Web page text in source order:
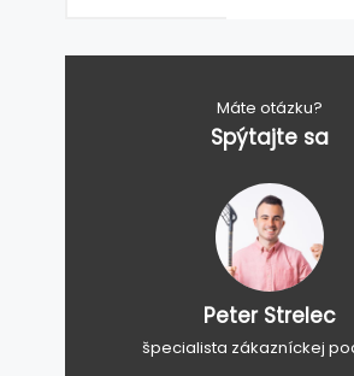
Máte otázku?
Spýtajte sa
Peter Strelec
špecialista zákazníckej